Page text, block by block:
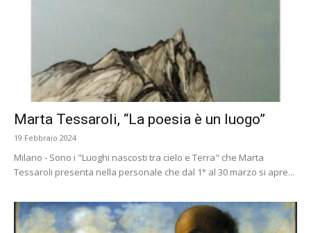
Marta Tessaroli, “La poesia è un luogo”
19 Febbraio 2024
Milano - Sono i "Luoghi nascosti tra cielo e Terra" che Marta
Tessaroli presenta nella personale che dal 1° al 30 marzo si apre...